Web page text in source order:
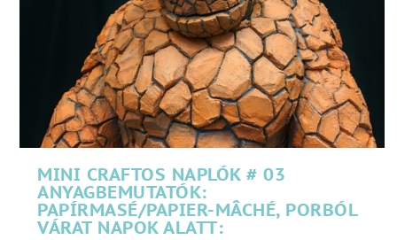
MINI CRAFTOS NAPLÓK # 03
ANYAGBEMUTATÓK:
PAPÍRMASÉ/PAPIER-MÂCHÉ, PORBÓL
VÁRAT NAPOK ALATT: